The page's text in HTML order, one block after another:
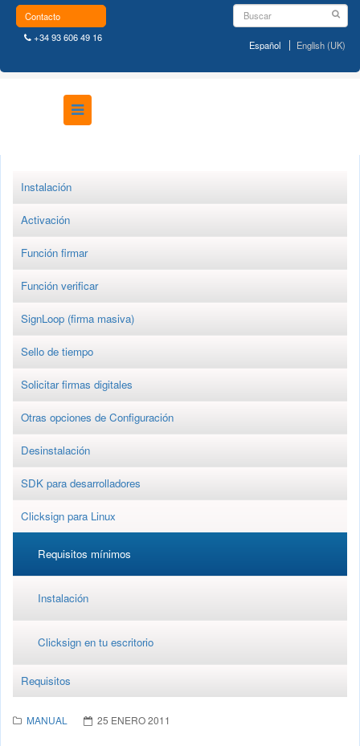
Español English (UK)
Contacto
+34 93 606 49 16
Instalación
Activación
Función firmar
Función verificar
SignLoop (firma masiva)
Sello de tiempo
Solicitar firmas digitales
Otras opciones de Configuración
Desinstalación
SDK para desarrolladores
Clicksign para Linux
Requisitos mínimos
Instalación
Clicksign en tu escritorio
Requisitos
MANUAL 25 ENERO 2011